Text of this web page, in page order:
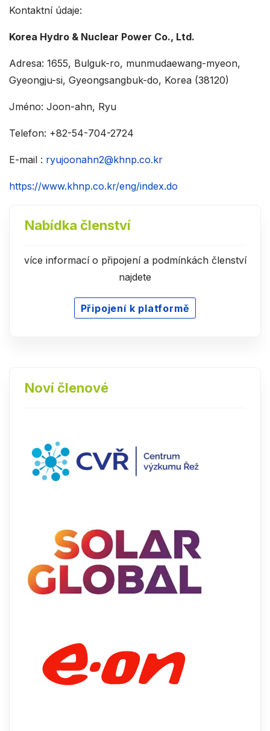
Kontaktní údaje:
Korea Hydro & Nuclear Power Co., Ltd.
Adresa: 1655, Bulguk-ro, munmudaewang-myeon,
Gyeongju-si, Gyeongsangbuk-do, Korea (38120)
Jméno: Joon-ahn, Ryu
Telefon: +82-54-704-2724
E-mail : ryujoonahn2@khnp.co.kr
https://www.khnp.co.kr/eng/index.do
Nabídka členství
více informací o připojení a podmínkách členství
najdete
Připojení k platformě
Noví členové